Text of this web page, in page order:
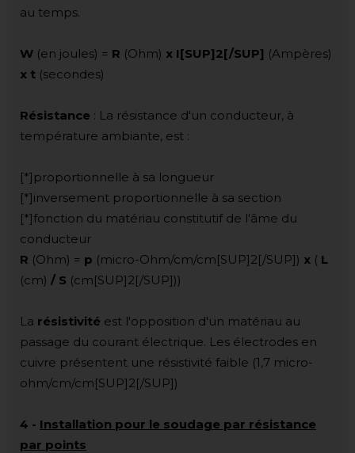
au temps.
W (en joules) = R (Ohm) x I[SUP]2[/SUP] (Ampères)
x t (secondes)
Résistance : La résistance d'un conducteur, à
température ambiante, est :
[*]proportionnelle à sa longueur
[*]inversement proportionnelle à sa section
[*]fonction du matériau constitutif de l'âme du
conducteur
R (Ohm) = p (micro-Ohm/cm/cm[SUP]2[/SUP]) x ( L
(cm) / S (cm[SUP]2[/SUP]))
La résistivité est l'opposition d'un matériau au
passage du courant électrique. Les électrodes en
cuivre présentent une résistivité faible (1,7 micro-
ohm/cm/cm[SUP]2[/SUP])
4 - Installation pour le soudage par résistance
par points